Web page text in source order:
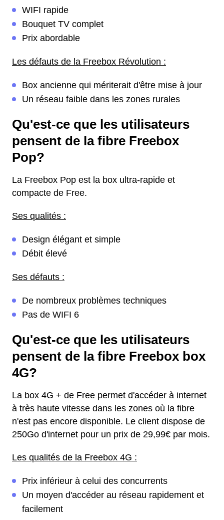
WIFI rapide
Bouquet TV complet
Prix abordable
Les défauts de la Freebox Révolution :
Box ancienne qui mériterait d'être mise à jour
Un réseau faible dans les zones rurales
Qu'est-ce que les utilisateurs
pensent de la fibre Freebox
Pop?
La Freebox Pop est la box ultra-rapide et
compacte de Free.
Ses qualités :
Design élégant et simple
Débit élevé
Ses défauts :
De nombreux problèmes techniques
Pas de WIFI 6
Qu'est-ce que les utilisateurs
pensent de la fibre Freebox box
4G?
La box 4G + de Free permet d'accéder à internet
à très haute vitesse dans les zones où la fibre
n'est pas encore disponible. Le client dispose de
250Go d'internet pour un prix de 29,99€ par mois.
Les qualités de la Freebox 4G :
Prix inférieur à celui des concurrents
Un moyen d'accéder au réseau rapidement et
facilement